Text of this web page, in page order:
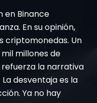
en Binance
En su opinión,
criptomonedas. Un
millones de
la narrativa
desventaja es la
Ya no hay